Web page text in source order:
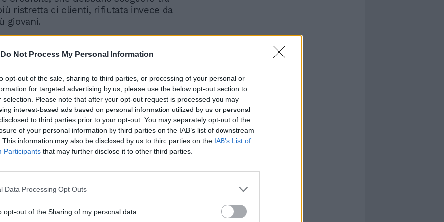
Do Not Process My Personal Information
opt-out of the sale, sharing to third parties, or processing of your personal or
for targeted advertising by us, please use the below opt-out section to
selection. Please note that after your opt-out request is processed you may
interest-based ads based on personal information utilized by us or personal
to third parties prior to your opt-out. You may separately opt-out of the
of your personal information by third parties on the IAB’s list of downstream
This information may also be disclosed by us to third parties on the IAB’s List of
Participants that may further disclose it to other third parties.
Data Processing Opt Outs
opt-out of the Sharing of my personal data.
ristretta di clienti, rifiutata invece da
giovani.
Caccia al killer delle
prostitute di Prati. "È un
cliente abituale"
le indagini sono concentrate
vittime. Si stanno infatti setacciando